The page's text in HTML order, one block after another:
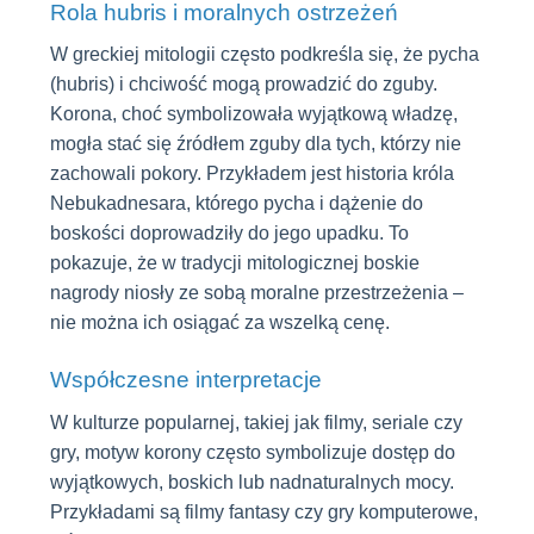
Rola hubris i moralnych ostrzeżeń
W greckiej mitologii często podkreśla się, że pycha
(hubris) i chciwość mogą prowadzić do zguby.
Korona, choć symbolizowała wyjątkową władzę,
mogła stać się źródłem zguby dla tych, którzy nie
zachowali pokory. Przykładem jest historia króla
Nebukadnesara, którego pycha i dążenie do
boskości doprowadziły do jego upadku. To
pokazuje, że w tradycji mitologicznej boskie
nagrody niosły ze sobą moralne przestrzeżenia –
nie można ich osiągać za wszelką cenę.
Współczesne interpretacje
W kulturze popularnej, takiej jak filmy, seriale czy
gry, motyw korony często symbolizuje dostęp do
wyjątkowych, boskich lub nadnaturalnych mocy.
Przykładami są filmy fantasy czy gry komputerowe,